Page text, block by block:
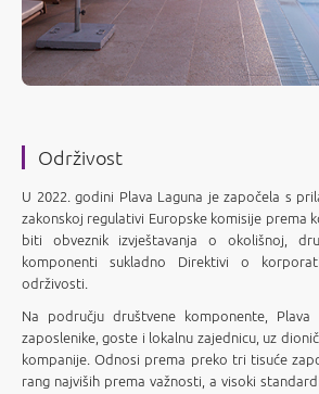
Održivost
U 2022. godini Plava Laguna je započela s
zakonskoj regulativi Europske komisije prema
biti obveznik izvještavanja o okolišnoj,
komponenti sukladno Direktivi o
održivosti.
Na području društvene komponente, Plava
zaposlenike, goste i lokalnu zajednicu, uz
kompanije. Odnosi prema preko tri tisuće
rang najviših prema važnosti, a visoki